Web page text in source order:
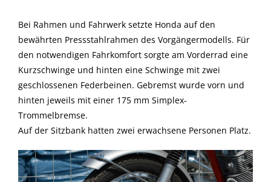
Bei Rahmen und Fahrwerk setzte Honda auf den
bewährten Pressstahlrahmen des Vorgängermodells. Für
den notwendigen Fahrkomfort sorgte am Vorderrad eine
Kurzschwinge und hinten eine Schwinge mit zwei
geschlossenen Federbeinen. Gebremst wurde vorn und
hinten jeweils mit einer 175 mm Simplex-
Trommelbremse.
Auf der Sitzbank hatten zwei erwachsene Personen Platz.